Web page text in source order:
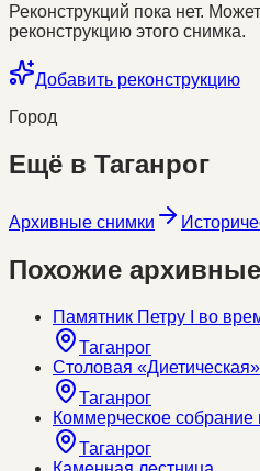
Реконструкций пока нет.
реконструкцию этого снимка.
Добавить реконструкцию
Город
Ещё в Таганрог
Архивные снимки
Похожие
Памятник Петру I во
Таганрог
Столовая
Таганрог
Коммерческое
Таганрог